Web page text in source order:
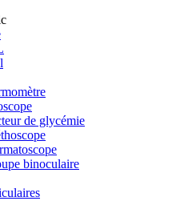
de glycémie
binoculaire